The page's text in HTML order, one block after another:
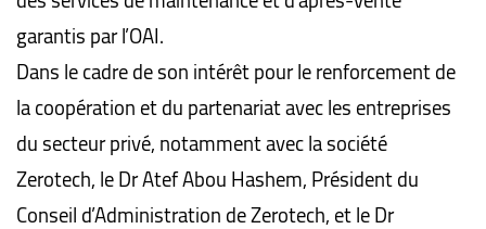
garantis par l’OAI.
Dans le cadre de son intérêt pour le renforcement de
la coopération et du partenariat avec les entreprises
du secteur privé, notamment avec la société
Zerotech, le Dr Atef Abou Hashem, Président du
Conseil d’Administration de Zerotech, et le Dr